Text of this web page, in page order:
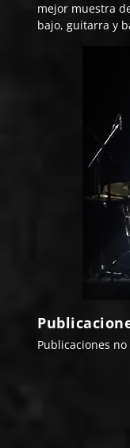
mejor muestra
bajo, guitarra y
Publicaciones